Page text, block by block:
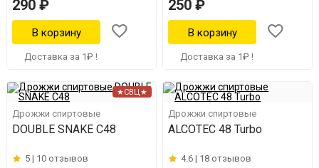
290 ₽
Доставка за 1₽ !
250 ₽
Доставка за 1₽ !
★СВЦ★
Дрожжи спиртовые
DOUBLE SNAKE C48
5 | 10 отзывов
Дрожжи спиртовые
ALCOTEC 48 Turbo
4.6 | 18 отзывов